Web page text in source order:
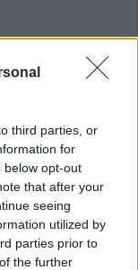
third parties, or
for
below opt-out
that after your
seeing
utilized by
parties prior to
the further
καλέσετε στο: +32
το
πρόσφατη